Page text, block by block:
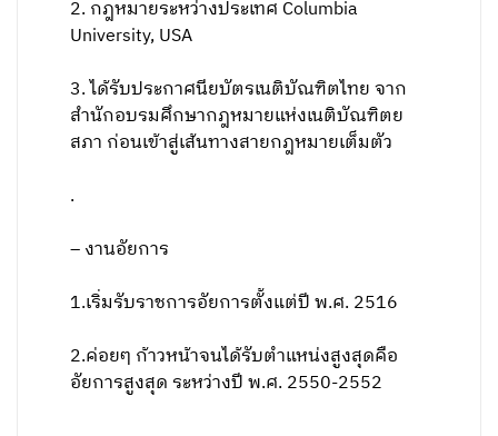
2. กฎหมายระหว่างประเทศ Columbia
University, USA
3. ได้รับประกาศนียบัตรเนติบัณฑิตไทย จาก
สำนักอบรมศึกษากฎหมายแห่งเนติบัณฑิตย
สภา ก่อนเข้าสู่เส้นทางสายกฎหมายเต็มตัว
.
– งานอัยการ
1.เริ่มรับราชการอัยการตั้งแต่ปี พ.ศ. 2516
2.ค่อยๆ ก้าวหน้าจนได้รับตำแหน่งสูงสุดคือ
อัยการสูงสุด ระหว่างปี พ.ศ. 2550-2552